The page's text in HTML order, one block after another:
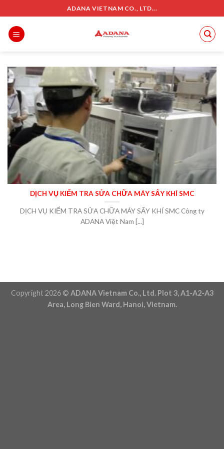
to
content
ADANA VIETNAM CO., LTD...
DỊCH VỤ KIỂM TRA SỬA CHỮA MÁY SẤY KHÍ SMC
DỊCH VỤ KIỂM TRA SỬA CHỮA MÁY SẤY KHÍ SMC Công ty
ADANA Việt Nam [...]
Copyright 2026 © ADANA Vietnam Co., Ltd. Plot 3, A1-A2-A3
Area, Long Bien Ward, Hanoi, Vietnam.